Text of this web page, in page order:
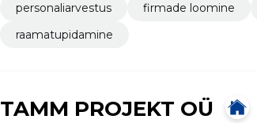
personaliarvestus
firmade loomine
raamatupidamine
TAMM PROJEKT OÜ